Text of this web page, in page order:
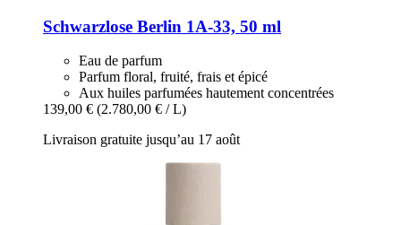
Schwarzlose Berlin 1A-​33, 50 ml
Eau de parfum
Parfum floral, fruité, frais et épicé
Aux huiles parfumées hautement concentrées
139,00 € (2.780,00 € / L)
Livraison gratuite jusqu’au 17 août